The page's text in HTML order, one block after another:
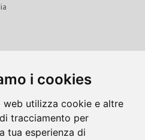
i cookies
web utilizza cookie e altre
tracciamento per
tua esperienza di